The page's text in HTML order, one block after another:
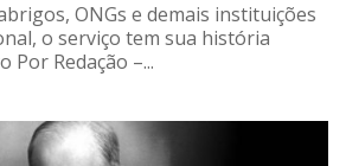
ONGs e demais instituições
o serviço tem sua história
Por Redação –...